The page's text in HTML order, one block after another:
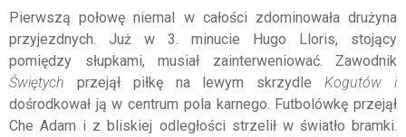
Pierwszą połowę niemal w całości zdominowała drużyna
przyjezdnych. Już w 3. minucie Hugo Lloris, stojący
pomiędzy słupkami, musiał zainterweniować. Zawodnik
Świętych przejął piłkę na lewym skrzydleKogutów i
dośrodkował ją w centrum pola karnego. Futbolówkę przejął
Che Adam i z bliskiej odległości strzelił w światło bramki.